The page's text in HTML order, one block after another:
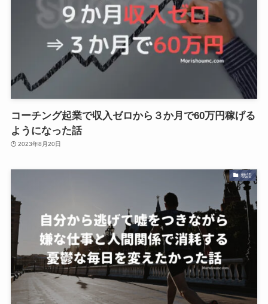
コーチング起業で収入ゼロから３か月で60万円稼げる
ようになった話
2023年8月20日
物語